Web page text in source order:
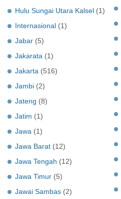
Hulu Sungai Utara Kalsel (1)
Internasional (1)
Jabar (5)
Jakarata (1)
Jakarta (516)
Jambi (2)
Jateng (8)
Jatim (1)
Jawa (1)
Jawa Barat (12)
Jawa Tengah (12)
Jawa Timur (5)
Jawai Sambas (2)